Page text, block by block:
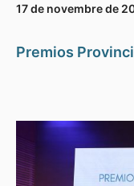
17 de novembre de
Premios